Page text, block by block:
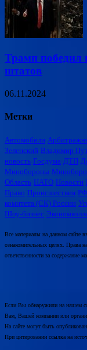
Трамп победил
штатов
06.11.2024
Метки
Автомобили
Зеленский Владимир
новость Госдума ДТП
Минобороны
Область НАТО Новости
Право Происшествия РФ
комитета (СК) России
Шоу-бизнес
Все материалы на данном сайте
ознакомительных целях. Права
ответственности за содержание
Если Вы обнаружили на нашем
Вам, Вашей компании или
На сайте могут быть
При цитировании ссылка на